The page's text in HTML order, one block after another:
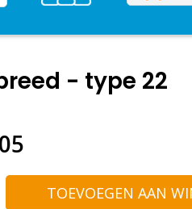
- type 22
TOEVOEGEN AAN